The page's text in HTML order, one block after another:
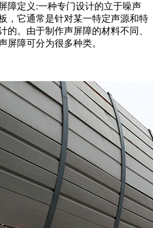
障定义:一种专门设计的立于噪声
，它通常是针对某一特定声源和特
的。由于制作声屏障的材料不同、
屏障可分为很多种类。